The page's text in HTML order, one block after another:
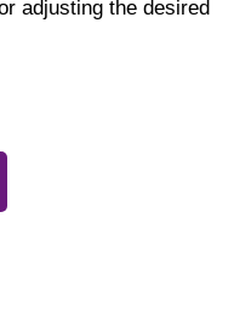
adjusting the desired